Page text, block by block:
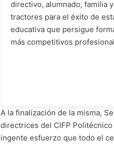
directivo, alumnado, familia
tractores para el éxito de
educativa que persigue
más competitivos
A la finalización de la misma,
directrices del CIFP
ingente esfuerzo que todo el